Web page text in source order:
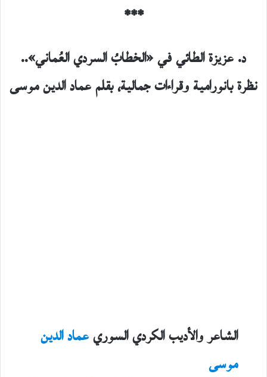
***
د. عزيزة الطائي في «الخطابُ السردي العُماني»..
نظرة بانورامية وقراءات جمالية، بقلم عماد الدين موسى
الشاعر والأديب الكردي السوريعماد الدين
موسى